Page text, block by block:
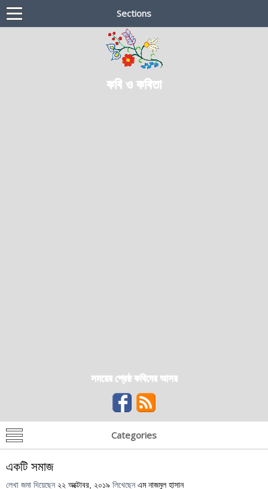
Sections
কবি ও কবিতা
সময়ের শ্রেষ্ঠ কবিদের আসর
Categories
একটি সমাজ
লেখা জমা দিয়েছেন ২২ অক্টোবর, ২০১৯ লিখেছেন এম নাজমুল হাসান